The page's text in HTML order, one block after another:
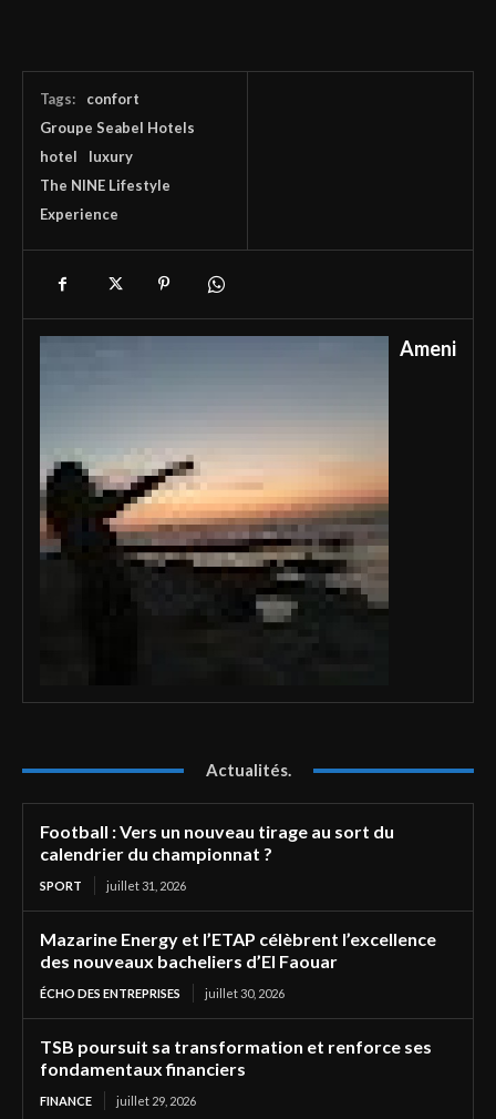
Tags:
confort
Groupe Seabel Hotels
hotel
luxury
The NINE Lifestyle
Experience
Ameni
Actualités.
Football : Vers un nouveau tirage au sort du
calendrier du championnat ?
SPORT juillet 31, 2026
Mazarine Energy et l’ETAP célèbrent l’excellence
des nouveaux bacheliers d’El Faouar
ÉCHO DES ENTREPRISES juillet 30, 2026
TSB poursuit sa transformation et renforce ses
fondamentaux financiers
FINANCE juillet 29, 2026